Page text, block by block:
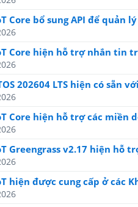
Core bổ sung API để quản
Core hiện hỗ trợ nhắn tin
202604 LTS hiện có sẵn
Core hiện hỗ trợ các miền
Greengrass v2.17 hiện
hiện được cung cấp ở các